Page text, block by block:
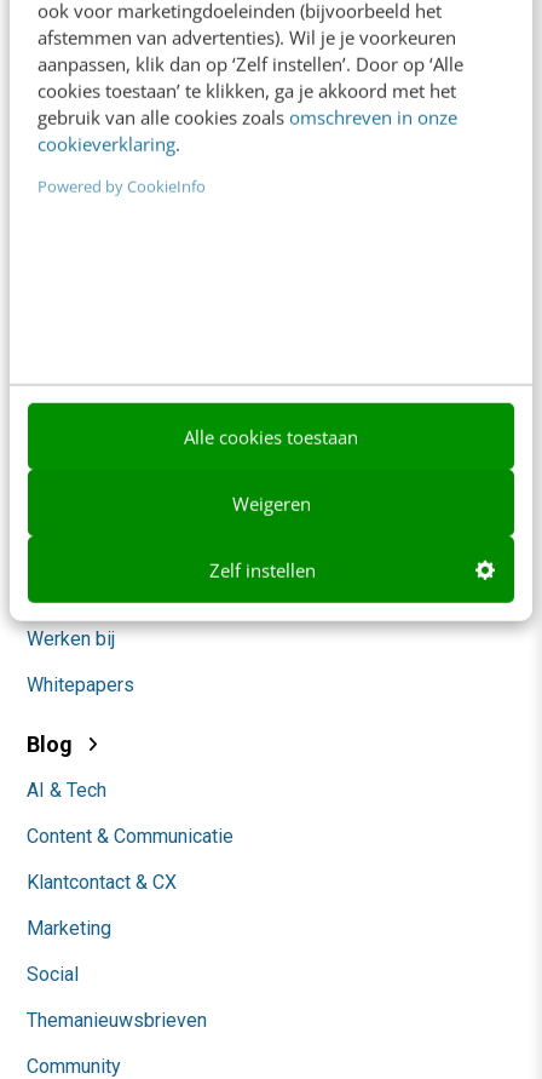
ook voor marketingdoeleinden (bijvoorbeeld het
afstemmen van advertenties). Wil je je voorkeuren
aanpassen, klik dan op ‘Zelf instellen’. Door op ‘Alle
cookies toestaan’ te klikken, ga je akkoord met het
gebruik van alle cookies zoals omschreven in onze
cookieverklaring.
Powered by CookieInfo
Alle cookies toestaan
Weigeren
Zelf instellen
Contact Redactie
+31 30 200 1045
Adverteren
Over ons
Ons team
Werken bij
Whitepapers
Blog
AI & Tech
Content & Communicatie
Klantcontact & CX
Marketing
Social
Themanieuwsbrieven
Community